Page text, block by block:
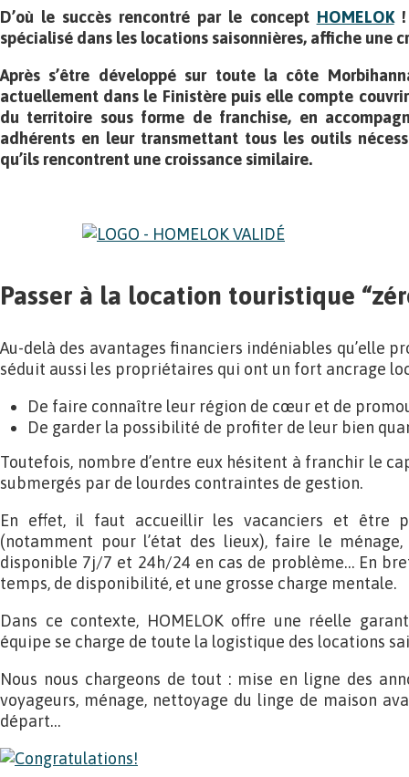
D’où le succès rencontré par le concept HOMELOK!
spécialisé dans les locations saisonnières, affiche une
Après s’être développé sur toute la côte
actuellement dans le Finistère puis elle compte
du territoire sous forme de franchise, en
adhérents en leur transmettant tous les outils
qu’ils rencontrent une croissance similaire.
Passer à la location touristique
Au-delà des avantages financiers indéniables qu’elle
séduit aussi les propriétaires qui ont un fort ancrage
De faire connaître leur région de cœur et de
De garder la possibilité de profiter de leur bien
Toutefois, nombre d’entre eux hésitent à franchir le
submergés par de lourdes contraintes de gestion.
En effet, il faut accueillir les vacanciers et être
(notamment pour l’état des lieux), faire le
disponible 7j/7 et 24h/24 en cas de problème… En
temps, de disponibilité, et une grosse charge mentale.
Dans ce contexte, HOMELOK offre une réelle
équipe se charge de toute la logistique des locations
Nous nous chargeons de tout : mise en ligne des
voyageurs, ménage, nettoyage du linge de maison
départ…